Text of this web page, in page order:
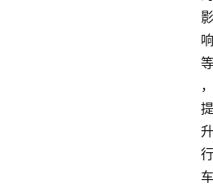
影
响
等
，
提
升
行
车